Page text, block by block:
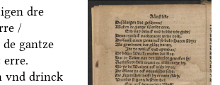
dre
/
gantze
erre.
vnd drinck